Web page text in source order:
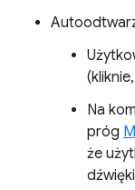
Na
próg
że